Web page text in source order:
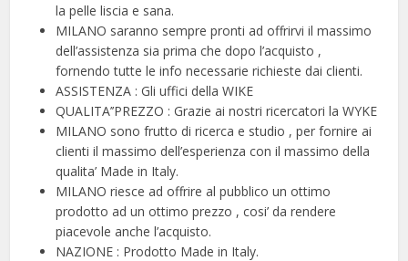
la pelle liscia e sana.
MILANO saranno sempre pronti ad offrirvi il massimo
dell’assistenza sia prima che dopo l’acquisto ,
fornendo tutte le info necessarie richieste dai clienti.
ASSISTENZA : Gli uffici della WIKE
QUALITA’’PREZZO : Grazie ai nostri ricercatori la WYKE
MILANO sono frutto di ricerca e studio , per fornire ai
clienti il massimo dell’esperienza con il massimo della
qualita’ Made in Italy.
MILANO riesce ad offrire al pubblico un ottimo
prodotto ad un ottimo prezzo , cosi’ da rendere
piacevole anche l’acquisto.
NAZIONE : Prodotto Made in Italy.